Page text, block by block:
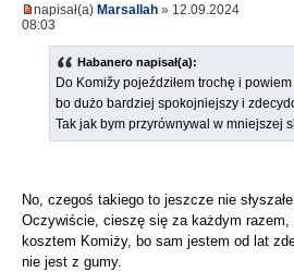
napisał(a) Marsallah » 12.09.2024
08:03
Habanero napisał(a):
Do Komižy pojeździłem trochę i
bo dużo bardziej spokojniejszy i
Tak jak bym przyrównywal w mniejszej
No, czegoś takiego to jeszcze nie
Oczywiście, cieszę się za każdym
kosztem Komiży, bo sam jestem od lat
nie jest z gumy.